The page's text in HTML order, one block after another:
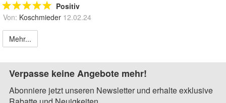
Positiv
Von: Koschmieder 12.02.24
Mehr...
Verpasse keine Angebote mehr!
Abonniere jetzt unseren Newsletter und erhalte exklusive